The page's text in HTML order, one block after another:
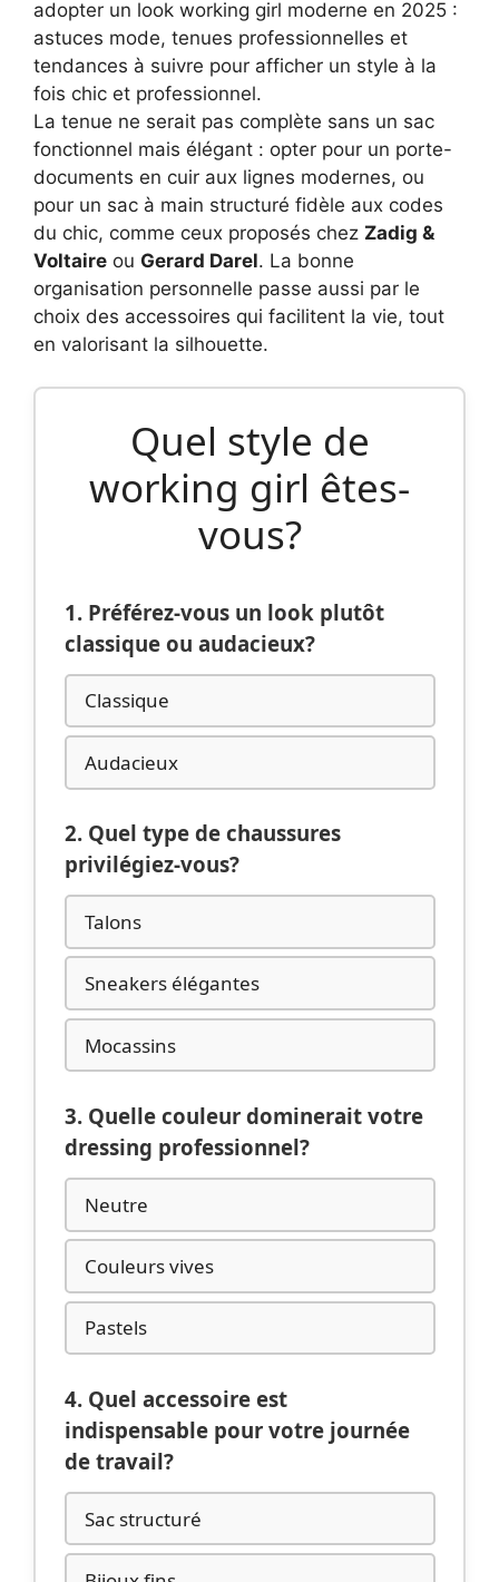
La tenue ne serait pas complète sans un sac
fonctionnel mais élégant : opter pour un porte-
documents en cuir aux lignes modernes, ou
pour un sac à main structuré fidèle aux codes
du chic, comme ceux proposés chez Zadig &
Voltaire ou Gerard Darel. La bonne
organisation personnelle passe aussi par le
choix des accessoires qui facilitent la vie, tout
en valorisant la silhouette.
Quel style de
working girl êtes-
vous?
1. Préférez-vous un look plutôt
classique ou audacieux?
Classique
Audacieux
2. Quel type de chaussures
privilégiez-vous?
Talons
Sneakers élégantes
Mocassins
3. Quelle couleur dominerait votre
dressing professionnel?
Neutre
Couleurs vives
Pastels
4. Quel accessoire est
indispensable pour votre journée
de travail?
Sac structuré